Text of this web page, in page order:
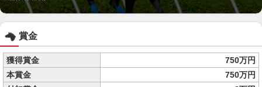
賞金
獲得賞金
750万円
本賞金
750万円